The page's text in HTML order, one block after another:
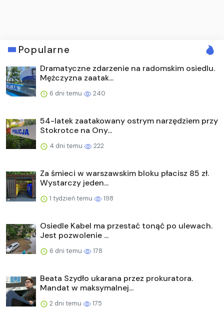
Popularne
Dramatyczne zdarzenie na radomskim osiedlu.
Mężczyzna zaatak...
6 dni temu 240
54-latek zaatakowany ostrym narzędziem przy
Stokrotce na Ony...
4 dni temu 222
Za śmieci w warszawskim bloku płacisz 85 zł.
Wystarczy jeden...
1 tydzień temu 198
Osiedle Kabel ma przestać tonąć po ulewach.
Jest pozwolenie ...
6 dni temu 178
Beata Szydło ukarana przez prokuratora.
Mandat w maksymalnej...
2 dni temu 175